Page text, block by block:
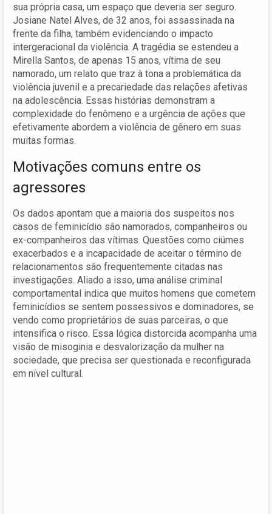
sua própria casa, um espaço que deveria ser seguro.
Josiane Natel Alves, de 32 anos, foi assassinada na
frente da filha, também evidenciando o impacto
intergeracional da violência. A tragédia se estendeu a
Mirella Santos, de apenas 15 anos, vítima de seu
namorado, um relato que traz à tona a problemática da
violência juvenil e a precariedade das relações afetivas
na adolescência. Essas histórias demonstram a
complexidade do fenômeno e a urgência de ações que
efetivamente abordem a violência de gênero em suas
muitas formas.
Motivações comuns entre os
agressores
Os dados apontam que a maioria dos suspeitos nos
casos de feminicídio são namorados, companheiros ou
ex-companheiros das vítimas. Questões como ciúmes
exacerbados e a incapacidade de aceitar o término de
relacionamentos são frequentemente citadas nas
investigações. Aliado a isso, uma análise criminal
comportamental indica que muitos homens que cometem
feminicídios se sentem possessivos e dominadores, se
vendo como proprietários de suas parceiras, o que
intensifica o risco. Essa lógica distorcida acompanha uma
visão de misoginia e desvalorização da mulher na
sociedade, que precisa ser questionada e reconfigurada
em nível cultural.